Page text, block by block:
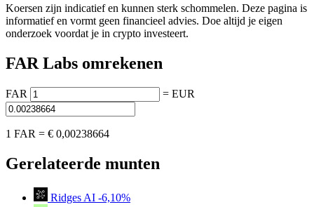
Koersen zijn indicatief en kunnen sterk schommelen. Deze pagina is
informatief en vormt geen financieel advies. Doe altijd je eigen
onderzoek voordat je in crypto investeert.
FAR Labs omrekenen
FAR = EUR
1 FAR = € 0,00238664
Gerelateerde munten
Ridges AI -6,10%